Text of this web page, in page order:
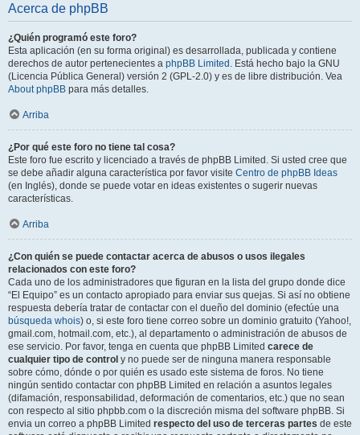
Acerca de phpBB
¿Quién programó este foro?
Esta aplicación (en su forma original) es desarrollada, publicada y contiene
derechos de autor pertenecientes a phpBB Limited . Está hecho bajo la GNU
(Licencia Pública General) versión 2 (GPL-2.0) y es de libre distribución. Vea
About phpBB para más detalles.
Arriba
¿Por qué este foro no tiene tal cosa?
Este foro fue escrito y licenciado a través de phpBB Limited. Si usted cree que
se debe añadir alguna característica por favor visite Centro de phpBB Ideas
(en Inglés), donde se puede votar en ideas existentes o sugerir nuevas
características.
Arriba
¿Con quién se puede contactar acerca de abusos o usos ilegales
relacionados con este foro?
Cada uno de los administradores que figuran en la lista del grupo donde dice
“El Equipo” es un contacto apropiado para enviar sus quejas. Si así no obtiene
respuesta debería tratar de contactar con el dueño del dominio (efectúe una
búsqueda whois) o, si este foro tiene correo sobre un dominio gratuito (Yahoo!,
gmail.com, hotmail.com, etc.), al departamento o administración de abusos de
ese servicio. Por favor, tenga en cuenta que phpBB Limited carece de
cualquier tipo de control y no puede ser de ninguna manera responsable
sobre cómo, dónde o por quién es usado este sistema de foros. No tiene
ningún sentido contactar con phpBB Limited en relación a asuntos legales
(difamación, responsabilidad, deformación de comentarios, etc.) que no sean
con respecto al sitio phpbb.com o la discreción misma del software phpBB. Si
envia un correo a phpBB Limited respecto del uso de terceras partes de este